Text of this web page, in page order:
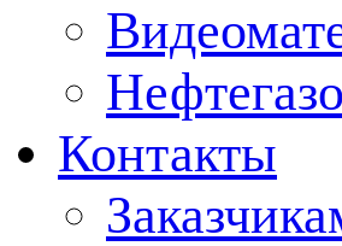
Контакты